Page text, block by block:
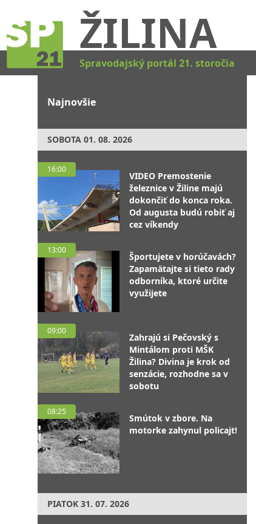
ŽILINA
Spravodajský portál 21. storočia
Najnovšie
SOBOTA 01. 08. 2026
16:00
VIDEO Premostenie
železnice v Žiline majú
dokončiť do konca roka.
Od augusta budú robiť aj
cez víkendy
13:00
Športujete v horúčavách?
Zapamätajte si tieto rady
odborníka, ktoré určite
využijete
09:00
Zahrajú si Pečovský s
Mintálom proti MŠK
Žilina? Divina je krok od
senzácie, rozhodne sa v
sobotu
08:25
Smútok v zbore. Na
motorke zahynul policajt!
PIATOK 31. 07. 2026